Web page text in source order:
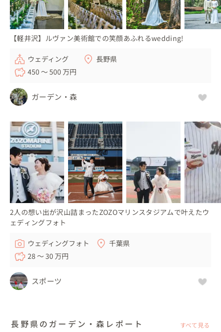
【軽井沢】ルヴァン美術館での笑顔あふれるwedding!
ウェディング
長野県
450 〜 500 万円
ガーデン・森
2人の想い出が沢山詰まったZOZOマリンスタジアムで叶えたウ
ェディングフォト
ウェディングフォト
千葉県
28 〜 30 万円
スポーツ
長野県のガーデン・森レポート すべて見る